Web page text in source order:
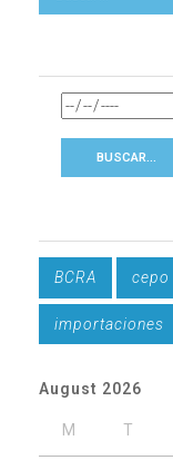
BCRA cepo
importaciones
August 2026
M T